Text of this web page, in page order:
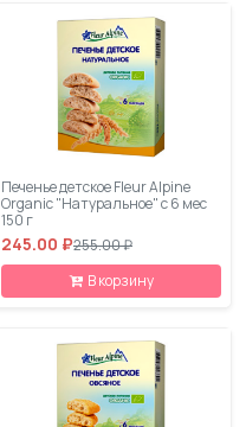
Печенье детское Fleur Alpine
Organic "Натуральное" с 6 мес
150 г
245.00 ₽255.00 ₽
В корзину